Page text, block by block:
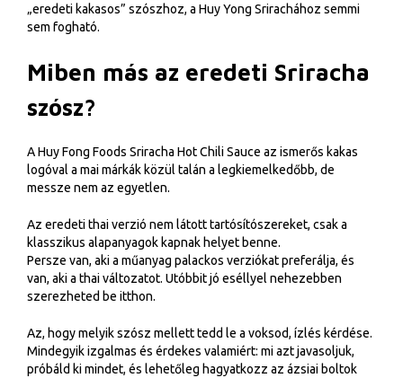
„eredeti kakasos” szószhoz, a Huy Yong Srirachához semmi
sem fogható.
Miben más az eredeti Sriracha
szósz?
A Huy Fong Foods Sriracha Hot Chili Sauce az ismerős kakas
logóval a mai márkák közül talán a legkiemelkedőbb, de
messze nem az egyetlen.
Az eredeti thai verzió nem látott tartósítószereket, csak a
klasszikus alapanyagok kapnak helyet benne.
Persze van, aki a műanyag palackos verziókat preferálja, és
van, aki a thai változatot. Utóbbit jó eséllyel nehezebben
szerezheted be itthon.
Az, hogy melyik szósz mellett tedd le a voksod, ízlés kérdése.
Mindegyik izgalmas és érdekes valamiért: mi azt javasoljuk,
próbáld ki mindet, és lehetőleg hagyatkozz az ázsiai boltok